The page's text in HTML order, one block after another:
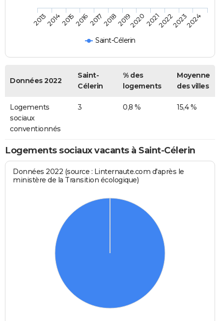
Saint-Célerin
201320142015201620172018201920202021202220232024
Données 2022
Saint-
Célerin
% des
logements
Moyenne
des villes
Logements
sociaux
conventionnés
3 0,8 % 15,4 %
Logements sociaux vacants à Saint-Célerin
Données 2022 (source : Linternaute.com d'après le
ministère de la Transition écologique)